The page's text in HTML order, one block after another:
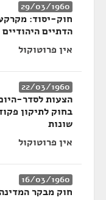
29/03/1960
חוק-יסוד:
הדתיים היהודיים
אין פרוטוקול
22/03/1960
הצעות לסדר-
שונות
אין פרוטוקול
16/03/1960
חוק מבקר